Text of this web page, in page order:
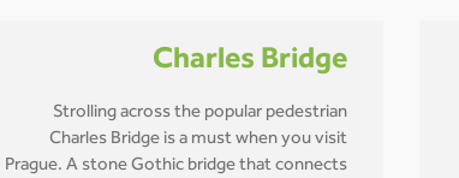
Charles Bridge
Strolling across the popular pedestrian
Charles Bridge is a must when you visit
Prague. A stone Gothic bridge that connects